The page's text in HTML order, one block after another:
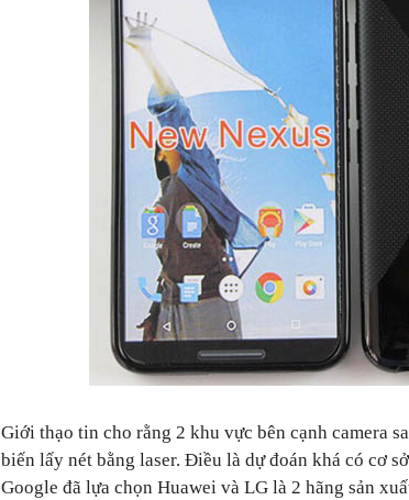
Giới thạo tin cho rằng 2 khu vực bên cạnh camera
biến lấy nét bằng laser. Điều là dự đoán khá có cơ
Google đã lựa chọn Huawei và LG là 2 hãng sản